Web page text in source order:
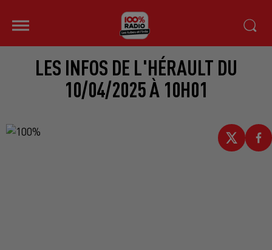
LES INFOS DE L'HÉRAULT DU
10/04/2025 À 10H01